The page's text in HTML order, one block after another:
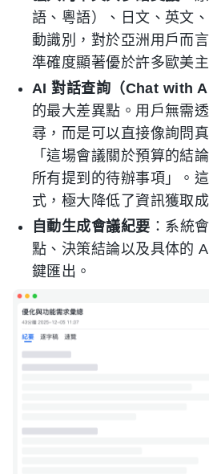
語、粵語）、日文、英文
動識別，對於亞洲用戶而
準確度顯著優於許多歐美
AI 對話查詢（Chat with
的最大差異點。用戶無需
尋，而是可以直接像詢問
「這場會議關於預算的結
所有提到的待辦事項」。
式，極大降低了資訊獲取成
自動生成會議紀要 ：系統
點、決策結論以及具体的
鍵匯出。